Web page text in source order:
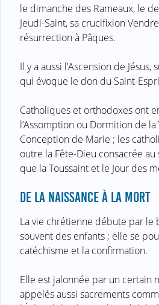
le dimanche des Rameaux, le
Jeudi-Saint, sa crucifixion
résurrection à Pâques.
Il y a aussi l’Ascension de
qui évoque le don du Saint-
Catholiques et orthodoxes ont
l’Assomption ou Dormition de la
Conception de Marie ; les
outre la Fête-Dieu consacrée
que la Toussaint et le Jour des
DE LA NAISSANCE À LA MORT
La vie chrétienne débute par le
souvent des enfants ; elle se
catéchisme et la confirmation.
Elle est jalonnée par un certain
appelés aussi sacrements